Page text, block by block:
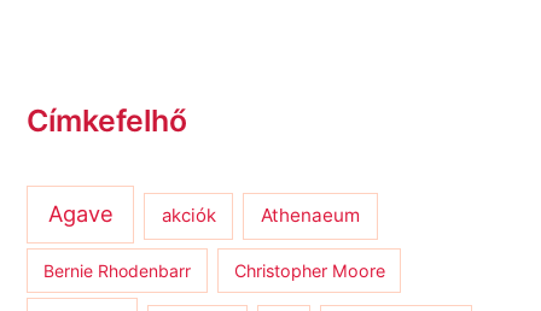
Címkefelhő
Agave akciók Athenaeum
Bernie Rhodenbarr Christopher Moore